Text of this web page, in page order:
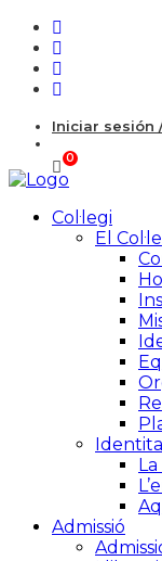
Iniciar sesión
Col·legi
El
Admissió